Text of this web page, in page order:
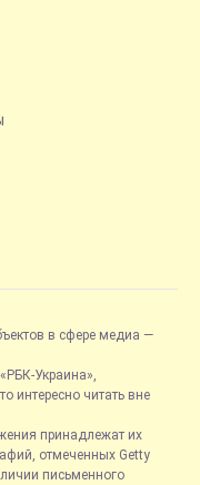
в сфере медиа —
Украина»,
интересно читать вне
принадлежат их
отмеченных Getty
письменного